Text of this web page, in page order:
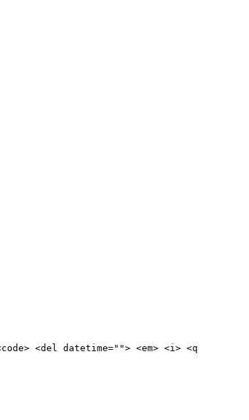
<del datetime=""> <em> <i> <q